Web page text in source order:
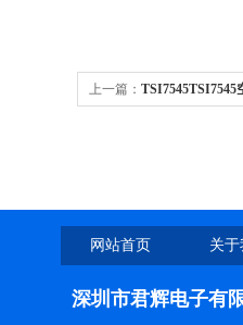
上一篇： TSI7545TSI7545
网站首页 关
深圳市君辉电子有